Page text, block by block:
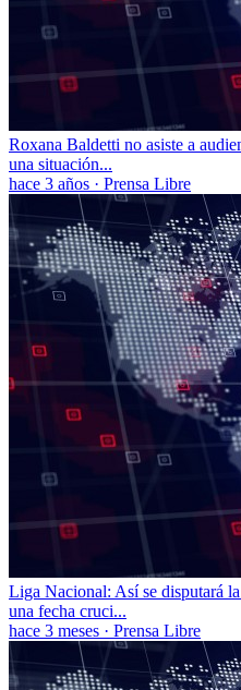
Roxana Baldetti no asiste a
una situación...
hace 3 años · Prensa Libre
Liga Nacional: Así se disputará
una fecha cruci...
hace 3 meses · Prensa Libre